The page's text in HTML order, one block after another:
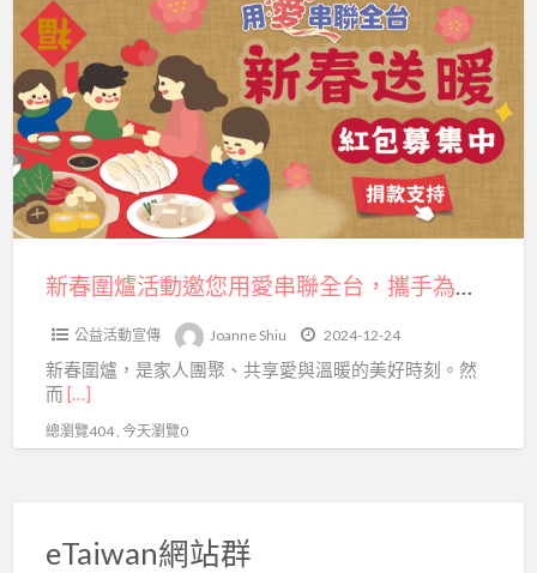
春
圍
爐
活
動
邀
您
用
台，
新春圍爐活動邀您用愛串聯全台，攜手為弱勢孩子送暖添愛！
公益活動宣傳 Joanne Shiu 2024-12-24
新春圍爐，是家人團聚、共享愛與溫暖的美好時刻。然
而 […]
總瀏覽404 , 今天瀏覽0
eTaiwan網站群